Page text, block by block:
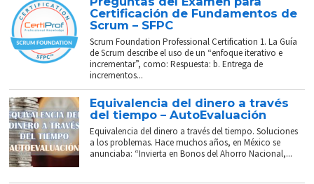
Certificación de Fundamentos de
Scrum – SFPC
Scrum Foundation Professional Certification 1. La Guía
de Scrum describe el uso de un “enfoque iterativo e
incrementar”, como: Respuesta: b. Entrega de
incrementos...
Equivalencia del dinero a través
del tiempo – AutoEvaluación
Equivalencia del dinero a través del tiempo. Soluciones
a los problemas. Hace muchos años, en México se
anunciaba: “Invierta en Bonos del Ahorro Nacional,...